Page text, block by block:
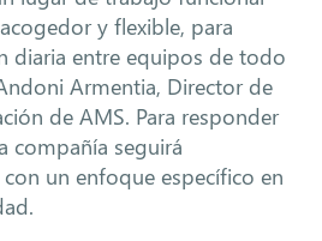
y flexible, para
diaria entre equipos de todo
Armentia, Director de
de AMS. Para responder
compañía seguirá
un enfoque específico en